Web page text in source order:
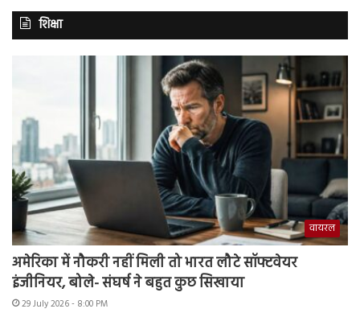
शिक्षा
वायरल
अमेरिका में नौकरी नहीं मिली तो भारत लौटे सॉफ्टवेयर
इंजीनियर, बोले- संघर्ष ने बहुत कुछ सिखाया
29 July 2026 - 8:00 PM